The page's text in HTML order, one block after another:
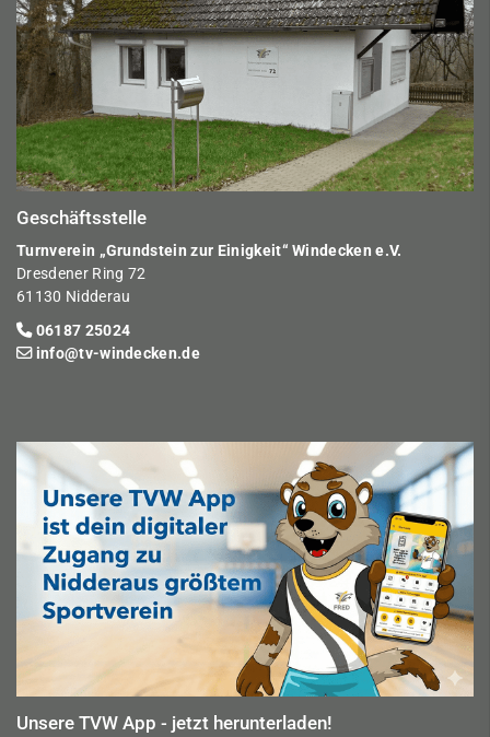
Geschäftsstelle
Turnverein „Grundstein zur Einigkeit“ Windecken e.V.
Dresdener Ring 72
61130 Nidderau
06187 25024
info@tv-windecken.de
Unsere TVW App - jetzt herunterladen!